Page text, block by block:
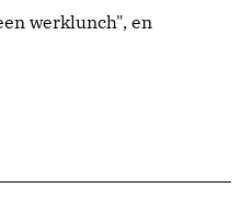
werklunch", en